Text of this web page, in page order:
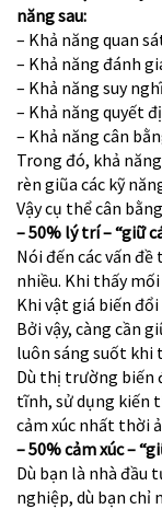
năng sau:
– Khả năng quan
– Khả năng đánh
– Khả năng suy
– Khả năng quyết
– Khả năng cân
Trong đó, khả
rèn giũa các kỹ
Vậy cụ thể cân
– 50% lý trí – “giữ
Nói đến các vấn
nhiều. Khi thấy
Khi vật giá biến
Bởi vậy, càng cần
luôn sáng suốt khi
Dù thị trường biến
tĩnh, sử dụng kiến
cảm xúc nhất thời
– 50% cảm xúc –
Dù bạn là nhà đầu
nghiệp, dù bạn chỉ